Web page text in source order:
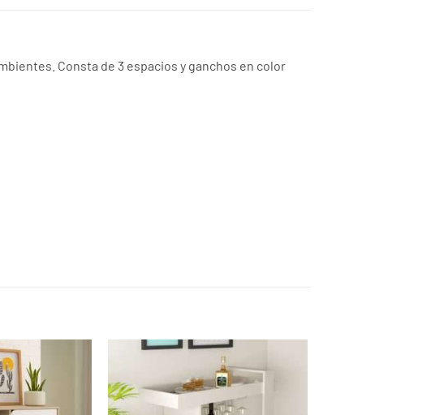
Consta de 3 espacios y ganchos en color